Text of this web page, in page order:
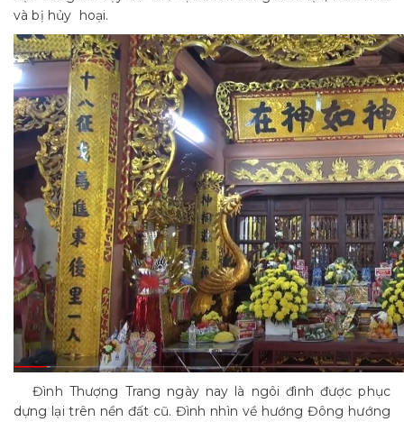
và bị hủy hoại.
Đình Thượng Trang ngày nay là ngôi đình được phục
dựng lại trên nền đất cũ. Đình nhìn về hướng Đông hướng